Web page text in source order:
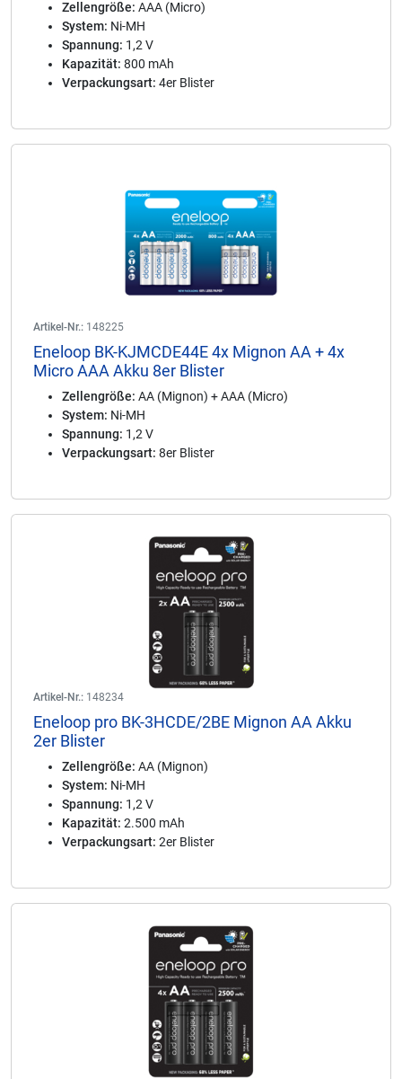
Zellengröße: AAA (Micro)
System: Ni-MH
Spannung: 1,2 V
Kapazität: 800 mAh
Verpackungsart: 4er Blister
Artikel-Nr.: 148225
Eneloop BK-KJMCDE44E 4x Mignon AA + 4x
Micro AAA Akku 8er Blister
Zellengröße: AA (Mignon) + AAA (Micro)
System: Ni-MH
Spannung: 1,2 V
Verpackungsart: 8er Blister
Artikel-Nr.: 148234
Eneloop pro BK-3HCDE/2BE Mignon AA Akku
2er Blister
Zellengröße: AA (Mignon)
System: Ni-MH
Spannung: 1,2 V
Kapazität: 2.500 mAh
Verpackungsart: 2er Blister